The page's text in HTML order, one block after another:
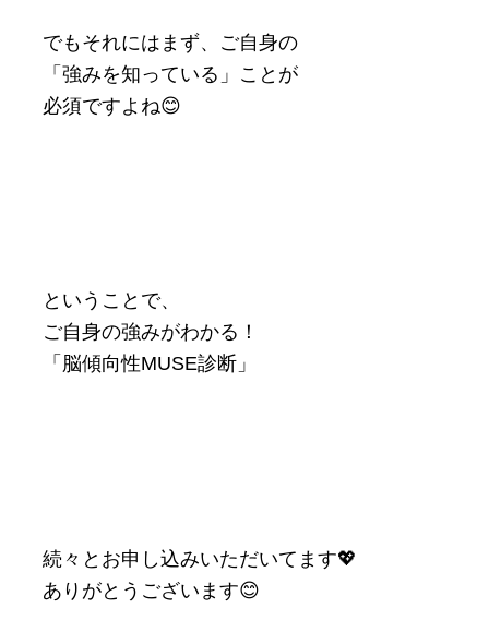
でもそれにはまず、ご自身の
「強みを知っている」ことが
必須ですよね😊
ということで、
ご自身の強みがわかる！
「脳傾向性MUSE診断」
続々とお申し込みいただいてます💖
ありがとうございます😊